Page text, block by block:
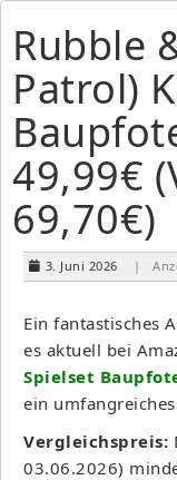
Rubble
Patrol)
49,99€
69,70€)
3. Juni 2026 |
Ein fantastisches
es aktuell bei
Spielset
ein
Vergleichspreis:
03.06.2026)